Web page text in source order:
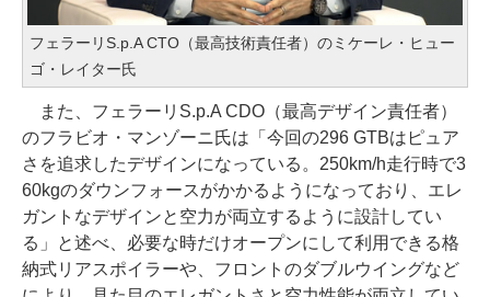
フェラーリS.p.A CTO（最高技術責任者）のミケーレ・ヒュー
ゴ・レイター氏
また、フェラーリS.p.A CDO（最高デザイン責任者）
のフラビオ・マンゾーニ氏は「今回の296 GTBはピュア
さを追求したデザインになっている。250km/h走行時で3
60kgのダウンフォースがかかるようになっており、エレ
ガントなデザインと空力が両立するように設計してい
る」と述べ、必要な時だけオープンにして利用できる格
納式リアスポイラーや、フロントのダブルウイングなど